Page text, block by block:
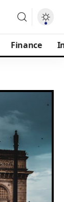
Finance